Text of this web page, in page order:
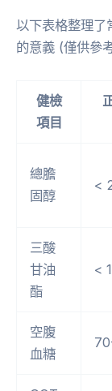
以下表格整理了
的意義 (僅供參
健檢
項目
總膽
固醇
<
三酸
甘油
酯
<
空腹
血糖